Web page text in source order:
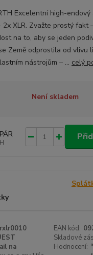
Excelentní high-
2x XLR. Zvažte prostý fakt
na to, aby se jeden
Země odprostila od vlivu
nástrojům – ... celý
Není skladem
EAN kód:
Skladové
na
Hodnocení: